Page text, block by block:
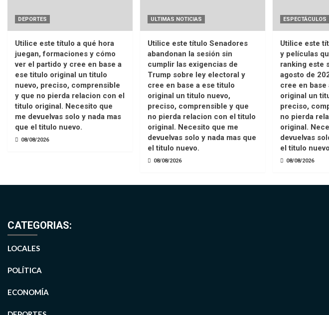
DEPORTES
Utilice este título a qué hora
juegan, formaciones y cómo
ver el partido y cree en base a
ese titulo original un titulo
nuevo, preciso, comprensible
y que no pierda relacion con el
titulo original. Necesito que
me devuelvas solo y nada mas
que el titulo nuevo.
08/08/2026
ULTIMAS NOTICIAS
Utilice este título Senadores
abandonan la sesión sin
cumplir las exigencias de
Trump sobre ley electoral y
cree en base a ese titulo
original un titulo nuevo,
preciso, comprensible y que
no pierda relacion con el titulo
original. Necesito que me
devuelvas solo y nada mas que
el titulo nuevo.
08/08/2026
ESPECTÁCULOS
Utilice este
y películas
ranking este
agosto de
cree en base
original un
preciso,
no pierda
original.
devuelvas
el titulo
08/08/2026
CATEGORIAS:
LOCALES
POLÍTICA
ECONOMÍA